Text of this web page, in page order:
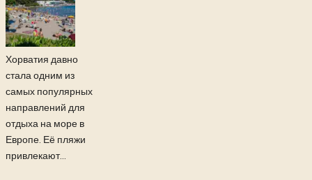
Хорватия давно
стала одним из
самых популярных
направлений для
отдыха на море в
Европе. Её пляжи
привлекают...